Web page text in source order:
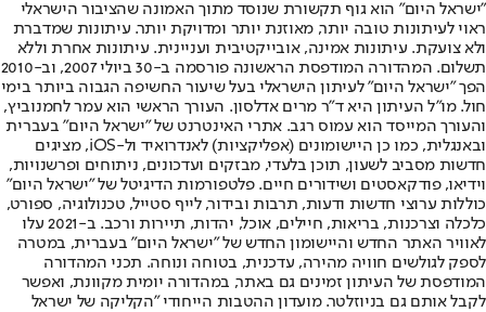
"ישראל היום" הוא גוף תקשורת שנוסד מתוך האמונה שהציבור הישראלי
ראוי לעיתונות טובה יותר, מאוזנת יותר ומדויקת יותר. עיתונות שמדברת
ולא צועקת. עיתונות אמינה, אובייקטיבית ועניינית. עיתונות אחרת וללא
תשלום. המהדורה המודפסת הראשונה פורסמה ב-30 ביולי 2007, וב-2010
הפך "ישראל היום" לעיתון הישראלי בעל שיעור החשיפה הגבוה ביותר בימי
חול. מו"ל העיתון היא ד"ר מרים אדלסון. העורך הראשי הוא עמר לחמנוביץ,
והעורך המייסד הוא עמוס רגב. אתרי האינטרנט של "ישראל היום" בעברית
ובאנגלית, כמו כן היישומונים (אפליקציות) לאנדרואיד ול-iOS, מציגים
חדשות מסביב לשעון, תוכן בלעדי, מבזקים ועדכונים, ניתוחים ופרשנויות,
וידיאו, פודקאסטים ושידורים חיים. פלטפורמות הדיגיטל של "ישראל היום"
כוללות ערוצי חדשות ודעות, תרבות ובידור, לייף סטייל, טכנולוגיה, ספורט,
כלכלה וצרכנות, בריאות, חיילים, אוכל, יהדות, תיירות ורכב. ב-2021 עלו
לאוויר האתר החדש והיישומון החדש של "ישראל היום" בעברית, במטרה
לספק לגולשים חוויה מהירה, עדכנית, בטוחה ונוחה. תכני המהדורה
המודפסת של העיתון זמינים גם באתר, במהדורה יומית מקוונת, ואפשר
לקבל אותם גם בניוזלטר. מועדון ההטבות הייחודי "הקליקה של ישראל